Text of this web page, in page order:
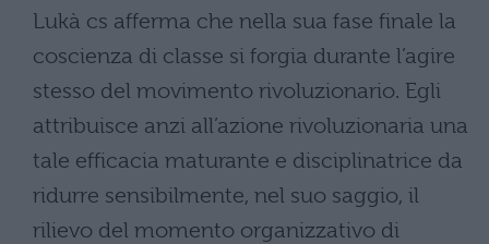
Lukà cs afferma che nella sua fase finale la
coscienza di classe si forgia durante l’agire
stesso del movimento rivoluzionario. Egli
attribuisce anzi all’azione rivoluzionaria una
tale efficacia maturante e disciplinatrice da
ridurre sensibilmente, nel suo saggio, il
rilievo del momento organizzativo di